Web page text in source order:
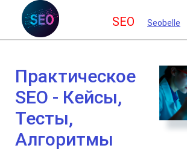
Практическое
SEO - Кейсы,
Тесты,
Алгоритмы
SEO Seobelle